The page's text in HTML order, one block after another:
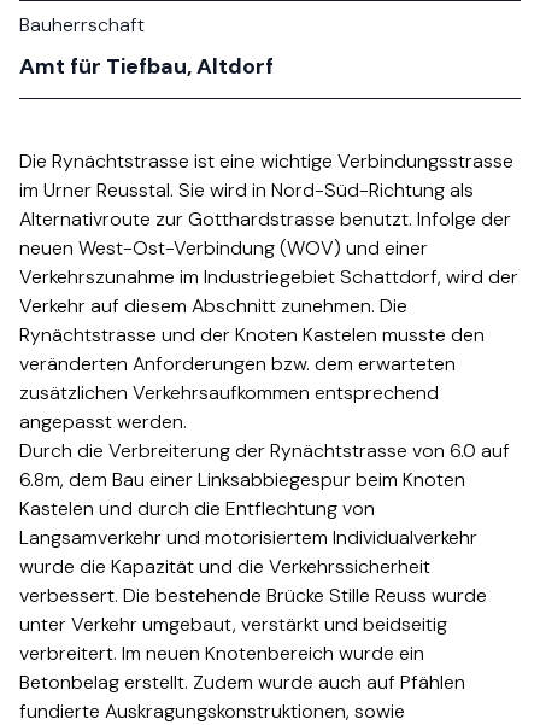
Bauherrschaft
Amt für Tiefbau, Altdorf​​​​‌ ‍ ​‍​‍‌‍ ‌ ​‍‌‍‍‌‌‍‌ ‌‍‍‌‌‍ ‍​‍​‍​ ‍‍​‍​‍‌ ​ ‌‍​‌‌‍ ‍‌‍‍‌‌ ‌​‌ ‍‌​‍ ‍‌‍‍‌‌‍ ​‍​‍​‍ ​​‍​‍‌‍‍​‌ ​‍‌‍‌‌‌‍‌‍​‍​‍​ ‍‍​‍​‍‌‍‍​‌ ‌​‌ ‌​‌ ​​​ ‍‍​‍ ​‍ ‌‍ ​‌‍ ‌‍​ ‌‍​‌‌‍ ​‌‍‍​‌‍ ‌ ​ ‌ ‌​​ ‍‍​ ​ ​ ​ ​ ​ ​ ​ ​‍ ‌‍‍‌‌‍ ‍‌ ‌​‌‍‌‌‌‍ ‍‌ ‌​​‍ ‌‍‌‌‌‍‌​‌‍‍‌‌ ‌​​‍ ‌‍ ‌‌‍ ‌‍‌​‌‍‌‌​ ‌‌ ​​‌ ​‍‌‍‌‌‌ ​ ‌‍‌‌‌‍ ‍‌ ‌​‌‍​‌‌ ‌​‌‍‍‌‌‍ ‌‍ ‍​ ‍ ‌‍‍‌‌‍‌​​ ‌‌‍‌‌​ ‌‌‌‍‌‍​ ‌ ​ ‍‌‌‍‌‌‌‍​‍​ ​ ​‍ ‌‌‍‌‌​ ‌​‌‍‌​​ ‌​​‍ ‌​ ‌​​ ​‍‌‍‌‌‌‍​ ​‍ ‌‌‍​‍​ ‌‌​ ‌ ‌‍​‍​‍ ‌​ ​​​ ​‌​ ‌‌​ ​ ​ ‍‌​ ​ ‌‍‌‍​ ‌ ​ ‍​‌‍‌​​ ​ ​ ​ ​ ‍ ‌ ‌​‌ ‍‌‌ ​​‌‍‌‌​ ‌‌ ​​‌ ​‍‌‍ ‌‍‍‍‌‍‌‌‌‍​ ‌ ‌​​ ‍ ‌ ​​‌‍​‌‌ ‌​‌‍‍​​ ‌‌‍​‍‌ ‌‌‌‍‍‌‌‍ ​‌‍‌​‌‍‌‌‌ ​‍​‍‌‌​ ‌‌‌​​‍‌‌ ‌‍‍ ‌‍‌‌‌ ‍‌​‍‌‌​ ​ ‌​‌​​‍‌‌​ ​ ‌​‌​​‍‌‌​ ​‍​ ​‍‌‍‌​‌‍‌‌​‍‌‌​ ​‍​ ​‍​‍‌‌​ ‌‌‌​‌​​‍ ‍‌ ‌‍‌‍​‌‌‍ ​‌ ‌‌‌‍‌‌​ ‌‍​‍‌‍​‌‌ ​ ‌‍‌‌‌‌‌‌‌ ​‍‌‍ ​​ ‌‌‍‍​‌ ‌​‌ ‌​‌ ​​​‍‌‌​ ​ ‌​​‌​‍‌‌​ ​‍‌​‌‍​‍‌‌​ ​‍‌​‌‍‌‍ ​‌‍ ‌‍​ ‌‍​‌‌‍ ​‌‍‍​‌‍ ‌ ​ ‌ ‌​​‍‌‌​ ​ ‌​​‌​ ​ ​ ​ ​ ​ ​ ​ ​‍‌‍‌‍‍‌‌‍‌​​ ‌‌‍‌‌​ ‌‌‌‍‌‍​ ‌ ​ ‍‌‌‍‌‌‌‍​‍​ ​ ​‍ ‌‌‍‌‌​ ‌​‌‍‌​​ ‌​​‍ ‌​ ‌​​ ​‍‌‍‌‌‌‍​ ​‍ ‌‌‍​‍​ ‌‌​ ‌ ‌‍​‍​‍ ‌​ ​​​ ​‌​ ‌‌​ ​ ​ ‍‌​ ​ ‌‍‌‍​ ‌ ​ ‍​‌‍‌​​ ​ ​ ​ ​‍‌‍‌ ‌​‌ ‍‌‌ ​​‌‍‌‌​ ‌‌ ​​‌ ​‍‌‍ ‌‍‍‍‌‍‌‌‌‍​ ‌ ‌​​‍‌‍‌ ​​‌‍​‌‌ ‌​‌‍‍​​ ‌‌‍​‍‌ ‌‌‌‍‍‌‌‍ ​‌‍‌​‌‍‌‌‌ ​‍​‍‌‌​ ‌‌‌​​‍‌‌ ‌‍‍ ‌‍‌‌‌ ‍‌​‍‌‌​ ​ ‌​‌​​‍‌‌​ ​ ‌​‌​​‍‌‌​ ​‍​ ​‍‌‍‌​‌‍‌‌​‍‌‌​ ​‍​ ​‍​‍‌‌​ ‌‌‌​‌​​‍ ‍‌ ‌‍‌‍​‌‌‍ ​‌ ‌‌‌‍‌‌​‍‌‍‌ ​​‌‍‌‌‌ ​‍‌ ​ ‌ ​​‌‍‌‌‌‍​ ‌ ‌​‌‍‍‌‌ ‌‍‌‍‌‌​ ‌‌ ​​‌ ‌‌‌‍​‍‌‍ ​‌‍‍‌‌ ​ ‌‍‍​‌‍‌‌‌‍‌​​‍​‍‌ ‌
Die Rynächtstrasse ist eine wichtige Verbindungsstrasse
im Urner Reusstal. Sie wird in Nord-Süd-Richtung als
Alternativroute zur Gotthardstrasse benutzt. Infolge der
neuen West-Ost-Verbindung (WOV) und einer
Verkehrszunahme im Industriegebiet Schattdorf, wird der
Verkehr auf diesem Abschnitt zunehmen. Die
Rynächtstrasse und der Knoten Kastelen musste den
veränderten Anforderungen bzw. dem erwarteten
zusätzlichen Verkehrsaufkommen entsprechend
angepasst werden.​​​​‌ ‍ ​‍​‍‌‍ ‌ ​‍‌‍‍‌‌‍‌ ‌‍‍‌‌‍ ‍​‍​‍​ ‍‍​‍​‍‌ ​ ‌‍​‌‌‍ ‍‌‍‍‌‌ ‌​‌ ‍‌​‍ ‍‌‍‍‌‌‍ ​‍​‍​‍ ​​‍​‍‌‍‍​‌ ​‍‌‍‌‌‌‍‌‍​‍​‍​ ‍‍​‍​‍‌‍‍​‌ ‌​‌ ‌​‌ ​​​ ‍‍​‍ ​‍ ‌‍ ​‌‍ ‌‍​ ‌‍​‌‌‍ ​‌‍‍​‌‍ ‌ ​ ‌ ‌​​ ‍‍​ ​ ​ ​ ​ ​ ​ ​ ​‍ ‌‍‍‌‌‍ ‍‌ ‌​‌‍‌‌‌‍ ‍‌ ‌​​‍ ‌‍‌‌‌‍‌​‌‍‍‌‌ ‌​​‍ ‌‍ ‌‌‍ ‌‍‌​‌‍‌‌​ ‌‌ ​​‌ ​‍‌‍‌‌‌ ​ ‌‍‌‌‌‍ ‍‌ ‌​‌‍​‌‌ ‌​‌‍‍‌‌‍ ‌‍ ‍​ ‍ ‌‍‍‌‌‍‌​​ ‌‌‍‌‌​ ‌‌‌‍‌‍​ ‌ ​ ‍‌‌‍‌‌‌‍​‍​ ​ ​‍ ‌‌‍‌‌​ ‌​‌‍‌​​ ‌​​‍ ‌​ ‌​​ ​‍‌‍‌‌‌‍​ ​‍ ‌‌‍​‍​ ‌‌​ ‌ ‌‍​‍​‍ ‌​ ​​​ ​‌​ ‌‌​ ​ ​ ‍‌​ ​ ‌‍‌‍​ ‌ ​ ‍​‌‍‌​​ ​ ​ ​ ​ ‍ ‌ ‌​‌ ‍‌‌ ​​‌‍‌‌​ ‌‌ ​​‌ ​‍‌‍ ‌‍‍‍‌‍‌‌‌‍​ ‌ ‌​​ ‍ ‌ ​​‌‍​‌‌ ‌​‌‍‍​​ ‌‌‍‌​‌‍‌‌‌ ​ ‌‍​ ‌ ​‍‌‍‍‌‌ ​​‌ ‌​‌‍‍‌‌‍ ‌‍ ‍​‍‌‌​ ‌‌‌​​‍‌‌ ‌‍‍ ‌‍‌‌‌ ‍‌​‍‌‌​ ​ ‌​‌​​‍‌‌​ ​ ‌​‌​​‍‌‌​ ​‍​ ​‍‌‍‌​‌‍‌‌​‍‌‌​ ​‍​ ​‍​‍‌‌​ ‌‌‌​‌​​‍ ‍‌ ‌‍‌‍​‌‌‍ ​‌ ‌‌‌‍‌‌​‍‌‌​ ‌‌‌​​‍‌‌ ‌‍‍ ‌‍‌‌‌ ‍‌​‍‌‌​ ​ ‌​‌​​‍‌‌​ ​ ‌​‌​​‍‌‌​ ​‍​ ​‍‌‍​‍‌‍ ​‌‍ ‌‍​ ‌‍‍ ​‍ ‌​ ​​​‍‌‌​ ​‍​ ​‍​‍‌‌​ ‌‌‌​‌​​‍ ‍‌‍​ ‌‍‍​‌‍‍‌‌‍ ​‌‍‌​‌ ​‍‌‍‌‌‌‍ ‍​‍‌‌​ ‌‌‌​​‍‌‌ ‌‍‍ ‌‍‌‌‌ ‍‌​‍‌‌​ ​ ‌​‌​​‍‌‌​ ​ ‌​‌​​‍‌‌​ ​‍​ ​‍‌ ​ ‌ ​​‌‍​‌‌‍ ‍​‍ ‌​ ​​​‍‌‌​ ​‍​ ​‍​‍‌‌​ ‌‌‌​‌​​‍ ‍‌ ‌​‌‍‌‌‌ ‍​‌ ‌​​ ‌‍​‍‌‍​‌‌ ​ ‌‍‌‌‌‌‌‌‌ ​‍‌‍ ​​ ‌‌‍‍​‌ ‌​‌ ‌​‌ ​​​‍‌‌​ ​ ‌​​‌​‍‌‌​ ​‍‌​‌‍​‍‌‌​ ​‍‌​‌‍‌‍ ​‌‍ ‌‍​ ‌‍​‌‌‍ ​‌‍‍​‌‍ ‌ ​ ‌ ‌​​‍‌‌​ ​ ‌​​‌​ ​ ​ ​ ​ ​ ​ ​ ​‍‌‍‌‍‍‌‌‍‌​​ ‌‌‍‌‌​ ‌‌‌‍‌‍​ ‌ ​ ‍‌‌‍‌‌‌‍​‍​ ​ ​‍ ‌‌‍‌‌​ ‌​‌‍‌​​ ‌​​‍ ‌​ ‌​​ ​‍‌‍‌‌‌‍​ ​‍ ‌‌‍​‍​ ‌‌​ ‌ ‌‍​‍​‍ ‌​ ​​​ ​‌​ ‌‌​ ​ ​ ‍‌​ ​ ‌‍‌‍​ ‌ ​ ‍​‌‍‌​​ ​ ​ ​ ​‍‌‍‌ ‌​‌ ‍‌‌ ​​‌‍‌‌​ ‌‌ ​​‌ ​‍‌‍ ‌‍‍‍‌‍‌‌‌‍​ ‌ ‌​​‍‌‍‌ ​​‌‍​‌‌ ‌​‌‍‍​​ ‌‌‍‌​‌‍‌‌‌ ​ ‌‍​ ‌ ​‍‌‍‍‌‌ ​​‌ ‌​‌‍‍‌‌‍ ‌‍ ‍​‍‌‌​ ‌‌‌​​‍‌‌ ‌‍‍ ‌‍‌‌‌ ‍‌​‍‌‌​ ​ ‌​‌​​‍‌‌​ ​ ‌​‌​​‍‌‌​ ​‍​ ​‍‌‍‌​‌‍‌‌​‍‌‌​ ​‍​ ​‍​‍‌‌​ ‌‌‌​‌​​‍ ‍‌ ‌‍‌‍​‌‌‍ ​‌ ‌‌‌‍‌‌​‍‌‌​ ‌‌‌​​‍‌‌ ‌‍‍ ‌‍‌‌‌ ‍‌​‍‌‌​ ​ ‌​‌​​‍‌‌​ ​ ‌​‌​​‍‌‌​ ​‍​ ​‍‌‍​‍‌‍ ​‌‍ ‌‍​ ‌‍‍ ​‍ ‌​ ​​​‍‌‌​ ​‍​ ​‍​‍‌‌​ ‌‌‌​‌​​‍ ‍‌‍​ ‌‍‍​‌‍‍‌‌‍ ​‌‍‌​‌ ​‍‌‍‌‌‌‍ ‍​‍‌‌​ ‌‌‌​​‍‌‌ ‌‍‍ ‌‍‌‌‌ ‍‌​‍‌‌​ ​ ‌​‌​​‍‌‌​ ​ ‌​‌​​‍‌‌​ ​‍​ ​‍‌ ​ ‌ ​​‌‍​‌‌‍ ‍​‍ ‌​ ​​​‍‌‌​ ​‍​ ​‍​‍‌‌​ ‌‌‌​‌​​‍ ‍‌ ‌​‌‍‌‌‌ ‍​‌ ‌​​‍‌‍‌ ​​‌‍‌‌‌ ​‍‌ ​ ‌ ​​‌‍‌‌‌‍​ ‌ ‌​‌‍‍‌‌ ‌‍‌‍‌‌​ ‌‌ ​​‌ ‌‌‌‍​‍‌‍ ​‌‍‍‌‌ ​ ‌‍‍​‌‍‌‌‌‍‌​​‍​‍‌ ‌
Durch die Verbreiterung der Rynächtstrasse von 6.0 auf
6.8m, dem Bau einer Linksabbiegespur beim Knoten
Kastelen und durch die Entflechtung von
Langsamverkehr und motorisiertem Individualverkehr
wurde die Kapazität und die Verkehrssicherheit
verbessert. Die bestehende Brücke Stille Reuss wurde
unter Verkehr umgebaut, verstärkt und beidseitig
verbreitert. Im neuen Knotenbereich wurde ein
Betonbelag erstellt. Zudem wurde auch auf Pfählen
fundierte Auskragungskonstruktionen, sowie